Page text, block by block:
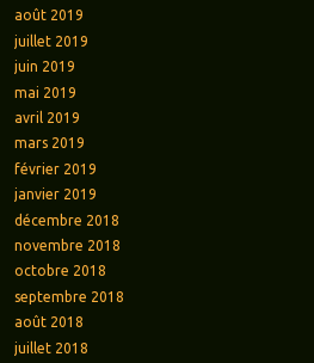
août 2019
juillet 2019
juin 2019
mai 2019
avril 2019
mars 2019
février 2019
janvier 2019
décembre 2018
novembre 2018
octobre 2018
septembre 2018
août 2018
juillet 2018